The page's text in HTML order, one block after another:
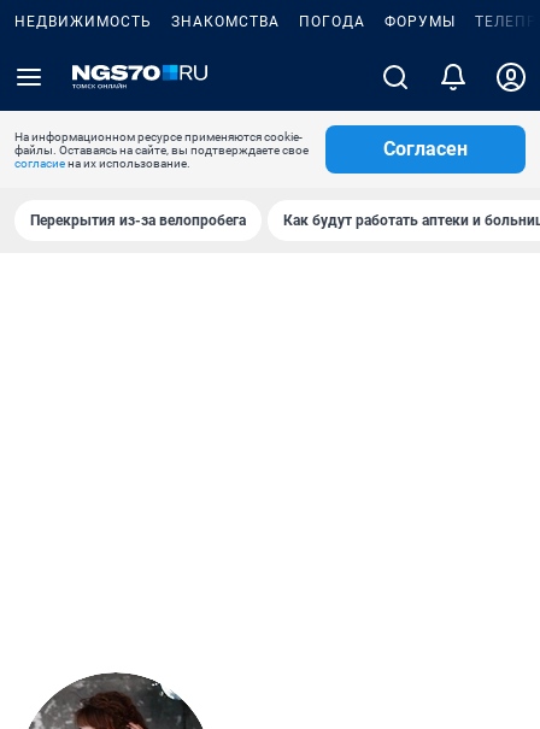
НЕДВИЖИМОСТЬ ЗНАКОМСТВА ПОГОДА ФОРУМЫ
На информационном ресурсе применяются cookie-
файлы. Оставаясь на сайте, вы подтверждаете свое
согласиена их использование.
Согласен
Перекрытия из-за велопробега Как будут работать аптеки и